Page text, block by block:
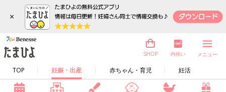
×
TOP 妊娠・出産 赤ちゃん・育児 妊活
SHOP 内祝い メニュー